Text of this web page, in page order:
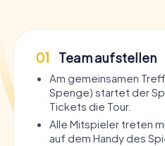
01 Team aufstellen
Am gemeinsamen
Spenge) startet der
Tickets die Tour.
Alle Mitspieler treten
auf dem Handy des